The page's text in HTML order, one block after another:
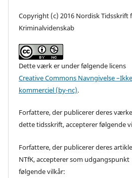
Copyright (c) 2016 Nordisk Tidsskrift
Kriminalvidenskab
Dette værk er under følgende licens
Creative Commons Navngivelse
kommerciel (by-nc).
Forfattere, der publicerer deres
dette tidsskrift, accepterer følgende
Forfattere, der publicerer deres
NTfK, accepterer som udgangspunkt
følgende vilkår: